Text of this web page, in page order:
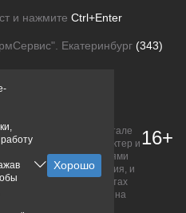
и нажмите Ctrl+Enter
Екатеринбург (343)
размещенная на портале
ознакомительный характер и
положениями
и полного описания, и
уточняйте на сайтах
Исключительное право на
16+